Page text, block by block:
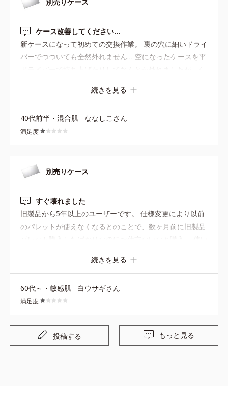
ケース改善してください…
新ケースになって初めての交換作業。 裏の穴に細いドライ
バーでつついても全然外れません… 空になったケースを平
るファンデも割れて散々なことに。 これだけ口コミでも意
うか。残念です。
続きを見る
40代前半・混合肌 ななしこさん
満足度
別売りケース
すぐ壊れました
旧製品から5年以上のユーザーです。 仕様変更により以前
のパレットが使えなくなるとのことで、数ヶ月前に旧製品
ラスチックが右左と続けて割れてしまい、蓋と下のケース
は五年位使っていたので品質が落ちたと感じ、ファンデー
ション自体への信頼も失いました。次は他社製品にするつ
もりです。
続きを見る
60代～・敏感肌 白ウサギさん
満足度
投稿する もっと見る